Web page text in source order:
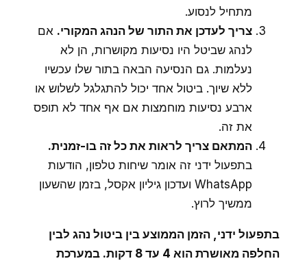
מתחיל לנסוע.
צריך לעדכן את התור של הנהג המקורי. אם
לנהג שביטל היו נסיעות מקושרות, הן לא
נעלמות. גם הנסיעה הבאה בתור שלו עכשיו
ללא שיוך. ביטול אחד יכול להתגלגל לשלוש או
ארבע נסיעות מוחמצות אם אף אחד לא תופס
את זה.
המתאם צריך לראות את כל זה בו-זמנית.
בתפעול ידני זה אומר שיחות טלפון, הודעות
WhatsApp ועדכון גיליון אקסל, בזמן שהשעון
ממשיך לרוץ.
בתפעול ידני, הזמן הממוצע בין ביטול נהג לבין
החלפה מאושרת הוא 4 עד 8 דקות. במערכת